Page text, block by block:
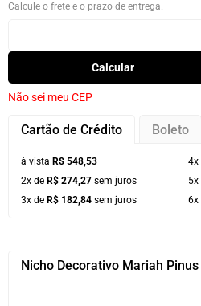
Calcule o frete e o prazo de entrega.
Calcular
Não sei meu CEP
Cartão de Crédito Boleto
à vista R$ 548,53
2x de R$ 274,27 sem juros
3x de R$ 182,84 sem juros
4x
5x
6x
Nicho Decorativo Mariah